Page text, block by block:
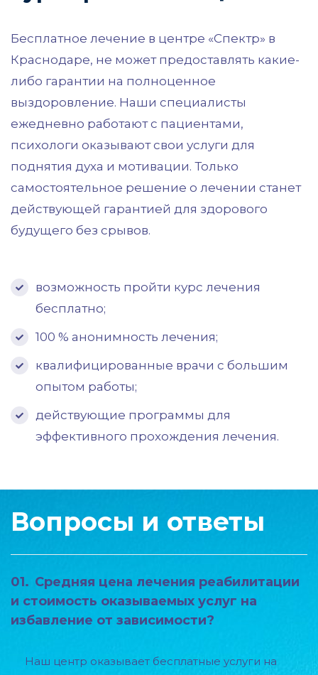
Бесплатное лечение в центре «Спектр» в
Краснодаре, не может предоставлять какие-
либо гарантии на полноценное
выздоровление. Наши специалисты
ежедневно работают с пациентами,
психологи оказывают свои услуги для
поднятия духа и мотивации. Только
самостоятельное решение о лечении станет
действующей гарантией для здорового
будущего без срывов.
возможность пройти курс лечения
бесплатно;
100 % анонимность лечения;
квалифицированные врачи с большим
опытом работы;
действующие программы для
эффективного прохождения лечения.
Вопросы и ответы
01. Средняя цена лечения реабилитации
и стоимость оказываемых услуг на
избавление от зависимости?
Наш центр оказывает бесплатные услуги на